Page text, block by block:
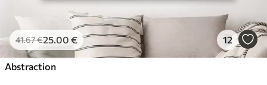
41.67€25.00 € 12
Abstraction